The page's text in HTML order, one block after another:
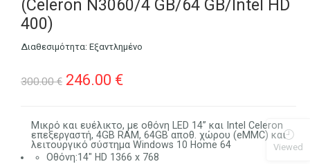
(Celeron N3060/4 GB/64 GB/Intel HD
400)
Διαθεσιμότητα:Εξαντλημένο
300.00€ Original
was:
300.00 €.
246.00 €Η
τιμή
είναι:
Μικρό και ευέλικτο, με οθόνη LED 14” και Intel Celeron
επεξεργαστή, 4GB RAM, 64GB αποθ. χώρου (eMMC) και
λειτουργικό σύστημα Windows 10 Home 64
Οθόνη:14″ HD 1366 x 768
Viewed